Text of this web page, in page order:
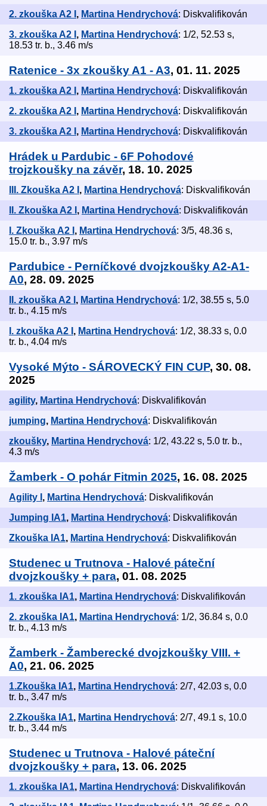
2. zkouška A2 I , Martina Hendrychová: Diskvalifikován
3. zkouška A2 I , Martina Hendrychová: 1/2, 52.53 s,
18.53 tr. b., 3.46 m/s
Ratenice - 3x zkoušky A1 - A3, 01. 11. 2025
1. zkouška A2 I , Martina Hendrychová: Diskvalifikován
2. zkouška A2 I , Martina Hendrychová: Diskvalifikován
3. zkouška A2 I , Martina Hendrychová: Diskvalifikován
Hrádek u Pardubic - 6F Pohodové
trojzkoušky na závěr, 18. 10. 2025
III. Zkouška A2 I , Martina Hendrychová: Diskvalifikován
II. Zkouška A2 I , Martina Hendrychová: Diskvalifikován
I. Zkouška A2 I , Martina Hendrychová: 3/5, 48.36 s,
15.0 tr. b., 3.97 m/s
Pardubice - Perníčkové dvojzkoušky A2-A1-
A0, 28. 09. 2025
II. zkouška A2 I , Martina Hendrychová: 1/2, 38.55 s, 5.0
tr. b., 4.15 m/s
I. zkouška A2 I , Martina Hendrychová: 1/2, 38.33 s, 0.0
tr. b., 4.04 m/s
Vysoké Mýto - SÁROVECKÝ FIN CUP, 30. 08.
2025
agility, Martina Hendrychová: Diskvalifikován
jumping, Martina Hendrychová: Diskvalifikován
zkoušky, Martina Hendrychová: 1/2, 43.22 s, 5.0 tr. b.,
4.3 m/s
Žamberk - O pohár Fitmin 2025, 16. 08. 2025
Agility I , Martina Hendrychová: Diskvalifikován
Jumping IA1, Martina Hendrychová: Diskvalifikován
Zkouška IA1, Martina Hendrychová: Diskvalifikován
Studenec u Trutnova - Halové páteční
dvojzkoušky + para, 01. 08. 2025
1. zkouška IA1, Martina Hendrychová: Diskvalifikován
2. zkouška IA1, Martina Hendrychová: 1/2, 36.84 s, 0.0
tr. b., 4.13 m/s
Žamberk - Žamberecké dvojzkoušky VIII. +
A0, 21. 06. 2025
1.Zkouška IA1, Martina Hendrychová: 2/7, 42.03 s, 0.0
tr. b., 3.47 m/s
2.Zkouška IA1, Martina Hendrychová: 2/7, 49.1 s, 10.0
tr. b., 3.44 m/s
Studenec u Trutnova - Halové páteční
dvojzkoušky + para, 13. 06. 2025
1. zkouška IA1, Martina Hendrychová: Diskvalifikován